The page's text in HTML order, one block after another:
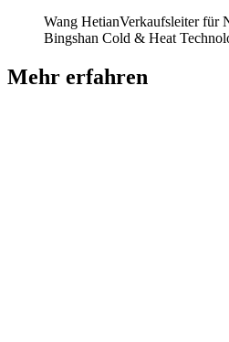
Wang HetianVerkaufsleiter für
Bingshan Cold & Heat
Mehr erfahren